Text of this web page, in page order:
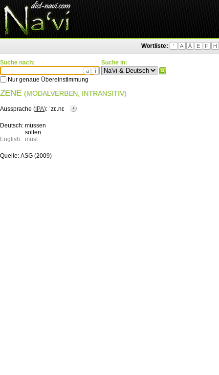
Wortliste: ' A Ä E F H
Suche nach:
ä ì
Nur genaue Übereinstimmung
Suche in:
ZENE (MODALVERBEN, INTRANSITIV)
Aussprache ( IPA): ˈzɛ.nɛ
Deutsch: müssen
sollen
English: must
Quelle: ASG (2009)